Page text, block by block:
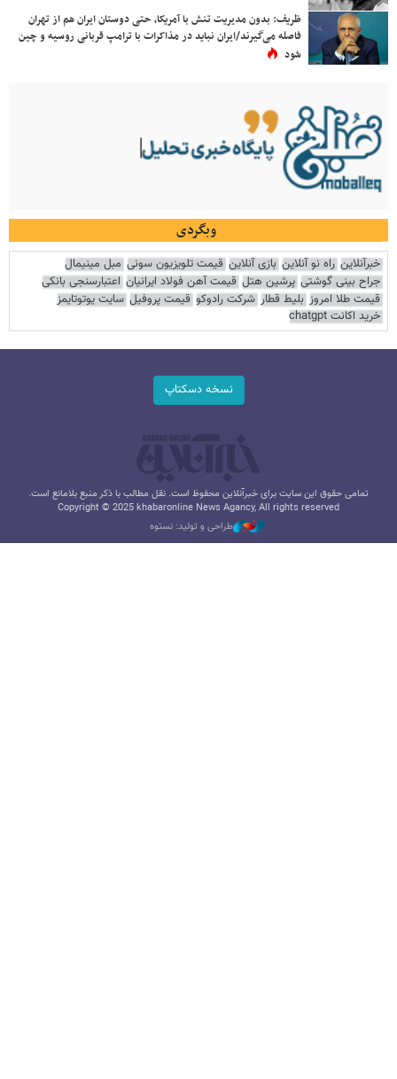
ظریف: بدون مدیریت تنش با آمریکا، حتی دوستان ایران هم از تهران
فاصله می‌گیرند/ایران نباید در مذاکرات با ترامپ قربانی روسیه و چین
شود
وبگردی
خبرآنلاین راه نو آنلاین بازی آنلاین قیمت تلویزیون سونی مبل مینیمال
جراح بینی گوشتی پرشین هتل قیمت آهن فولاد ایرانیان اعتبارسنجی بانکی
قیمت طلا امروز بلیط قطار شرکت رادوکو قیمت پروفیل سایت یوتوتایمز
خرید اکانت chatgpt
نسخه دسکتاپ
تمامی حقوق این سایت برای خبرآنلاین محفوظ است. نقل مطالب با ذکر منبع بلامانع است.
Copyright © 2025 khabaronline News Agancy, All rights reserved
طراحی و تولید: نستوه